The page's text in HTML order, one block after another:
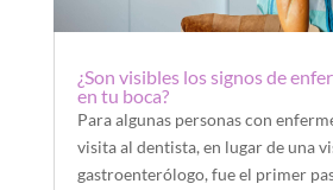
¿Son visibles los signos de
en tu boca?
Para algunas personas con
visita al dentista, en lugar de una
gastroenterólogo, fue el primer